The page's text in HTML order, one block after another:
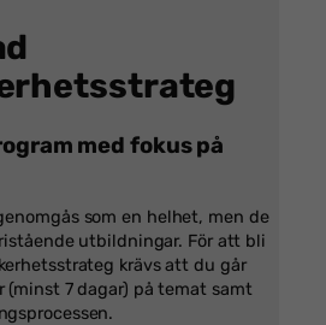
med fokus på
som en helhet, men de
utbildningar. För att bli
krävs att du går
(minst 7 dagar) på temat samt